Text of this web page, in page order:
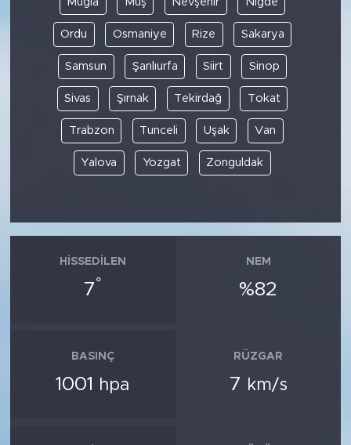
Ordu Osmaniye Rize Sakarya
Samsun Şanlıurfa Siirt Sinop
Sivas Şırnak Tekirdağ Tokat
Trabzon Tunceli Uşak Van
Yalova Yozgat Zonguldak
HISSEDILEN
7°
NEM
%82
BASINÇ
1001 hpa
RÜZGAR
7 km/s